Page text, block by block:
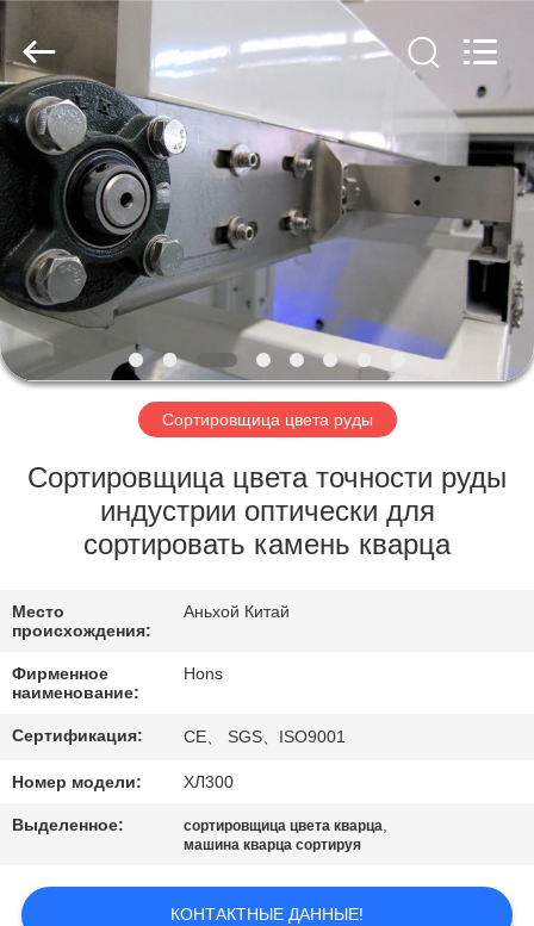
ДОМ
ПРОДУКТЫ
О
НАС
ПУТЕШЕСТВИЕ
ФАБРИКИ
ПРОВЕРКА
КАЧЕСТВА
СВЯЖИТЕСЬ
МЫ
СПРОСИТЕ
ЦИТАТУ
КАРТА
САЙТА
tech
Co.,Ltd.
All
Rights
Reserved.
Сортировщица цвета руды
Сортировщица цвета точности руды
индустрии оптически для
сортировать камень кварца
Место
происхождения:
Аньхой Китай
Фирменное
наименование:
Hons
Сертификация: CE、 SGS、ISO9001
Номер модели: ХЛ300
Выделенное: сортировщица цвета кварца,
машина кварца сортируя
КОНТАКТНЫЕ ДАННЫЕ!